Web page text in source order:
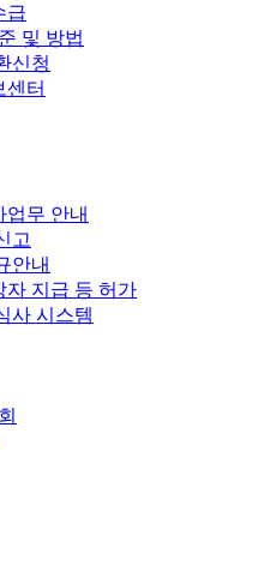
급
및 방법
신청
센터
업무 안내
고
안내
자 지급 등 허가
사 시스템